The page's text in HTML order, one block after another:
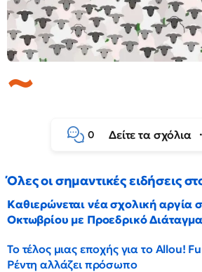
0 Δείτε τα σχόλια
Όλες οι σημαντικές ειδήσεις
Καθιερώνεται νέα σχολική αργία
Οκτωβρίου με Προεδρικό Διάταγμα
Το τέλος μιας εποχής για το Allou!
Ρέντη αλλάζει πρόσωπο